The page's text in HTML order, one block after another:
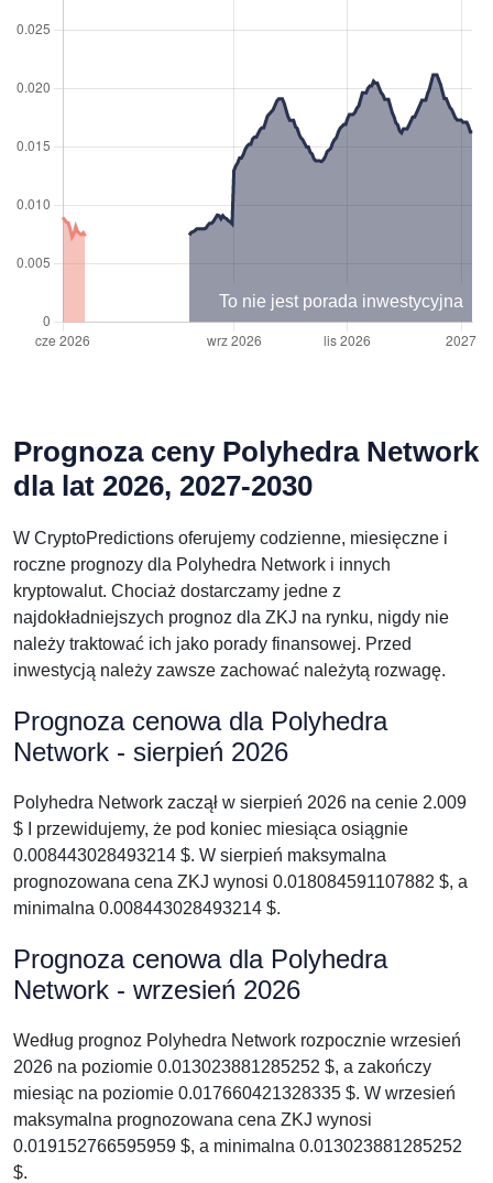
To nie jest porada inwestycyjna
Prognoza ceny Polyhedra Network
dla lat 2026, 2027-2030
W CryptoPredictions oferujemy codzienne, miesięczne i
roczne prognozy dla Polyhedra Network i innych
kryptowalut. Chociaż dostarczamy jedne z
najdokładniejszych prognoz dla ZKJ na rynku, nigdy nie
należy traktować ich jako porady finansowej. Przed
inwestycją należy zawsze zachować należytą rozwagę.
Prognoza cenowa dla Polyhedra
Network - sierpień 2026
Polyhedra Network zaczął w sierpień 2026 na cenie 2.009
$ I przewidujemy, że pod koniec miesiąca osiągnie
0.008443028493214 $. W sierpień maksymalna
prognozowana cena ZKJ wynosi 0.018084591107882 $, a
minimalna 0.008443028493214 $.
Prognoza cenowa dla Polyhedra
Network - wrzesień 2026
Według prognoz Polyhedra Network rozpocznie wrzesień
2026 na poziomie 0.013023881285252 $, a zakończy
miesiąc na poziomie 0.017660421328335 $. W wrzesień
maksymalna prognozowana cena ZKJ wynosi
0.019152766595959 $, a minimalna 0.013023881285252
$.